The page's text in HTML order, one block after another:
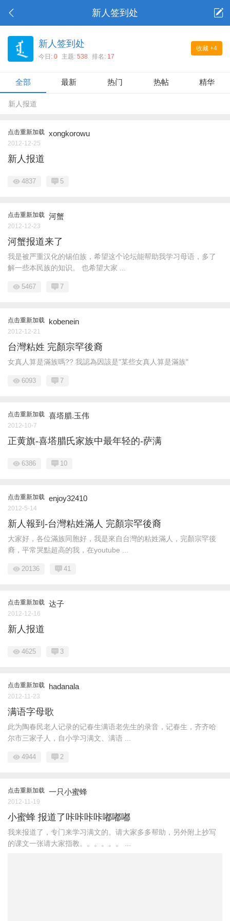
新人签到处
收藏 +4
新人签到处
今日: 0 主题: 538 排名: 17
全部 最新 热门 热帖 精华
新人报道
点击重新加载 xongkorowu
2012-12-25
新人报道
4837 5
点击重新加载 河蟹
2012-12-23
河蟹报道来了
我是被严重汉化的锡伯族，希望这个论坛能帮助我学习母语，多了
解一些本民族的知识。 也希望大家 ...
5467 7
点击重新加载 kobenein
2012-12-21
台灣粘姓 完顏宗罕後裔
女真人算是滿族嗎?? 我認為因該是"某些女真人算是滿族"
6093 7
点击重新加载 喜塔腊.玉伟
2012-10-7
正黄旗-喜塔腊氏家族中最年轻的-萨满
6386 10
点击重新加载 enjoy32410
2012-5-14
新人報到-台灣粘姓滿人 完顏宗罕後裔
大家好，各位滿族同胞好，我是來自台灣的粘姓滿人，完顏宗罕後
裔，平常哭點超高的我，在youtube ...
20136 41
点击重新加载 达子
2012-12-16
新人报道
4625 3
点击重新加载 hadanala
2012-11-23
满语字母歌
此为陶春民老人记录的记春生满语老先生的录音，记春生，齐齐哈
尔市三家子人，自小学习满文、满语 ...
4944 2
点击重新加载 一只小蜜蜂
2012-11-19
小蜜蜂 报道了咔咔咔咔嘟嘟嘟
我来报道了，专门来学习满文的。请大家多多帮助，另外附上抄写
的课文一张请大家指教。。。。。。 ...